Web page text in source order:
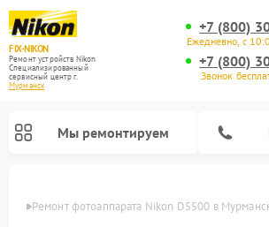
FIX-NIKON
Ремонт устройств Nikon
Специализированный
cервисный центр г.
Мурманск
+7 (800)
Ежедневно, с
+7 (800)
Звонок
Мы ремонтируем
Ремонт фотоаппарата Nikon D5500 в